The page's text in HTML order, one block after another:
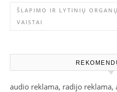
ŠLAPIMO IR LYTINIŲ
VAISTAI
audio reklama, radijo reklama,